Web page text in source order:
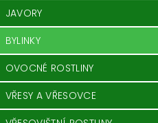
JAVORY
BYLINKY
OVOCNÉ ROSTLINY
VŘESY A VŘESOVCE